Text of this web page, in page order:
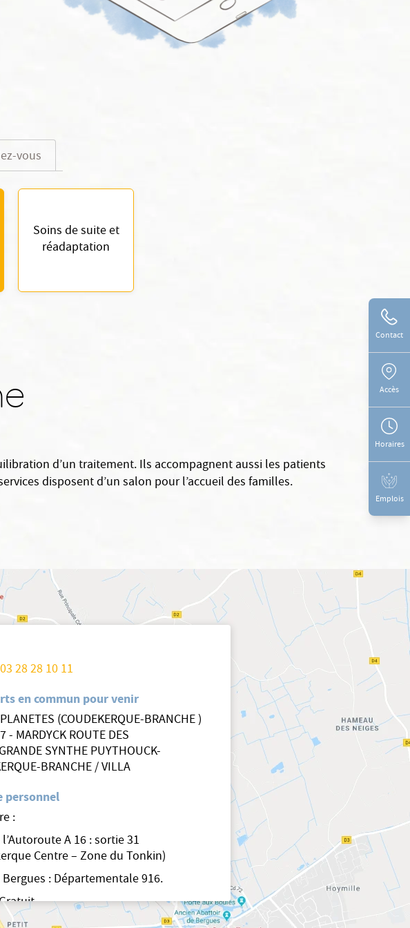
vous
Soins de suite et
réadaptation
d’un traitement. Ils accompagnent aussi les patients
disposent d’un salon pour l’accueil des familles.
03 28 28 10 11
en commun pour venir
(COUDEKERQUE-BRANCHE )
- MARDYCK ROUTE DES
SYNTHE PUYTHOUCK-
BRANCHE / VILLA
personnel
:
A 16 : sortie 31
Centre – Zone du Tonkin)
: Départementale 916.
Contact
Accès
Horaires
Emplois